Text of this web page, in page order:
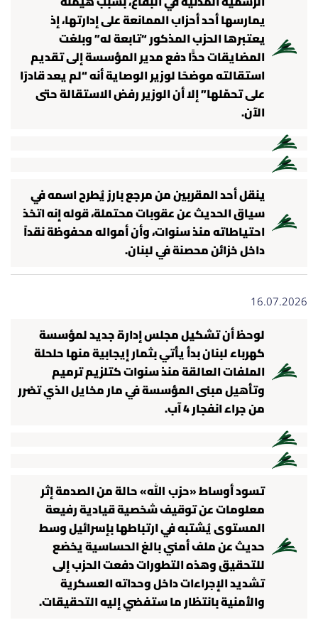
يمارسها أحد أحزاب الممانعة على إدارتها، إذ
يعتبرها الحزب المذكور “تابعة له” وبلغت
المضايقات حدًّا دفع مدير المؤسسة إلى تقديم
استقالته موضحًا لوزير الوصاية أنه “لم يعد قادرًا
على تحمّلها” إلا أن الوزير رفض الاستقالة حتى
الآن.
ينقل أحد المقربين من مرجع بارز يُطرح اسمه في
سياق الحديث عن عقوبات محتملة، قوله إنه اتخذ
احتياطاته منذ سنوات، وأن أمواله محفوظة نقداً
داخل خزائن محصنة في لبنان.
16.07.2026
لوحظ أن تشكيل مجلس إدارة جديد لمؤسسة
كهرباء لبنان بدأ يأتي بثمار إيجابية منها حلحلة
الملفات العالقة منذ سنوات كتلزيم ترميم
وتأهيل مبنى المؤسسة في مار مخايل الذي تضرر
من جراء انفجار 4 آب.
تسود أوساط «حزب الله» حالة من الصدمة إثر
معلومات عن توقيف شخصية قيادية رفيعة
المستوى يُشتبه في ارتباطها بإسرائيل وسط
حديث عن ملف أمني بالغ الحساسية يخضع
للتحقيق وهذه التطورات دفعت الحزب إلى
تشديد الإجراءات داخل وحداته العسكرية
والأمنية بانتظار ما ستفضي إليه التحقيقات.